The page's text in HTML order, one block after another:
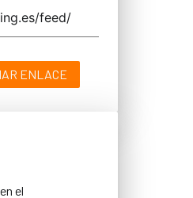
ENLACE
el